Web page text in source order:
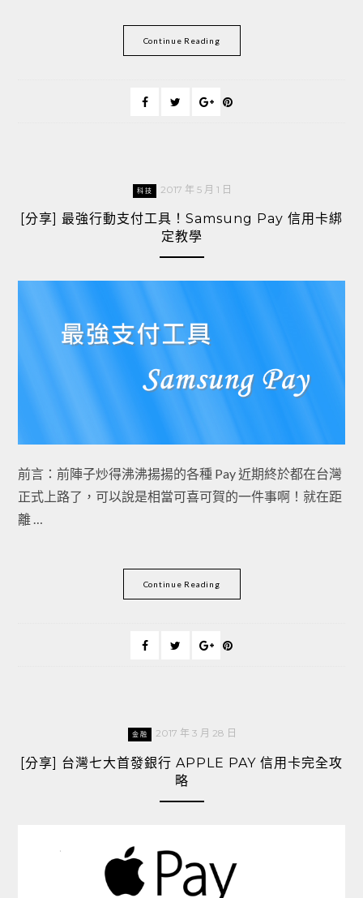
Continue Reading
科技 2017 年 5 月 1 日
[分享] 最強行動支付工具！Samsung Pay 信用卡綁
定教學
前言：前陣子炒得沸沸揚揚的各種 Pay 近期終於都在台灣
正式上路了，可以說是相當可喜可賀的一件事啊！就在距
離 …
Continue Reading
金融 2017 年 3 月 28 日
[分享] 台灣七大首發銀行 APPLE PAY 信用卡完全攻
略